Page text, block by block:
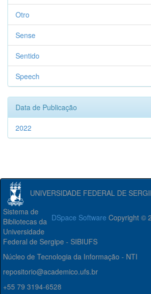
Otro
Sense
Sentido
Speech
Data de Publicação
2022
UNIVERSIDADE FEDERAL DE
DSpace Software Copyright ©
Sistema de
Bibliotecas da
Universidade
Federal de Sergipe - SIBIUFS
Núcleo de Tecnologia da Informação - NTI
repositorio@academico.ufs.br
+55 79 3194-6528